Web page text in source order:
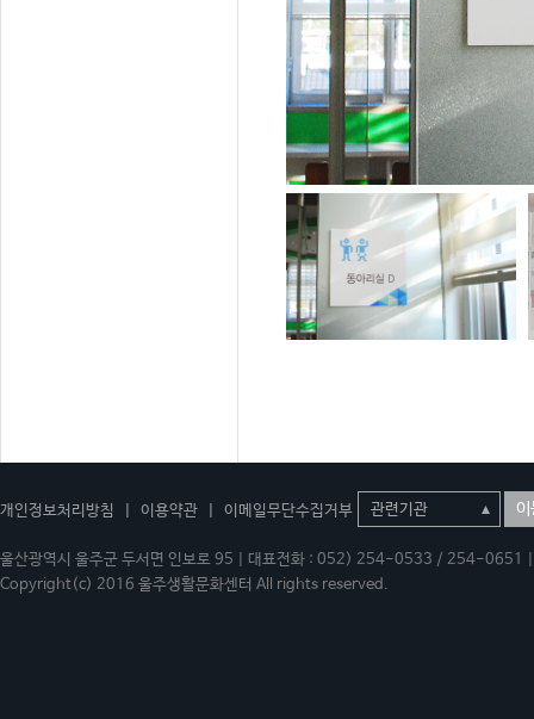
개인정보처리방침 이용약관 이메일무단수집거부 이
울산광역시 울주군 두서면 인보로 95 | 대표전화 : 052) 254-0533 / 254-
Copyright(c) 2016 울주생활문화센터 All rights reserved.